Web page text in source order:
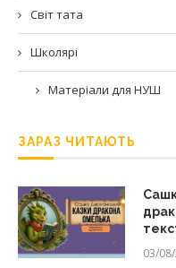
Світ тата
Школярі
Матеріали для НУШ
ЗАРАЗ ЧИТАЮТЬ
03/